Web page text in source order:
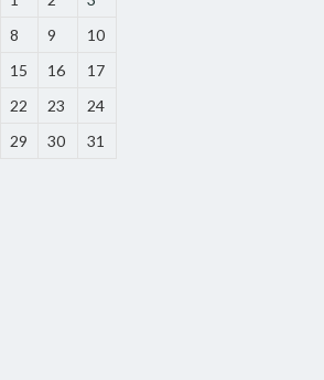
8 9
10
15 16
17
22 23
24
29 30
31